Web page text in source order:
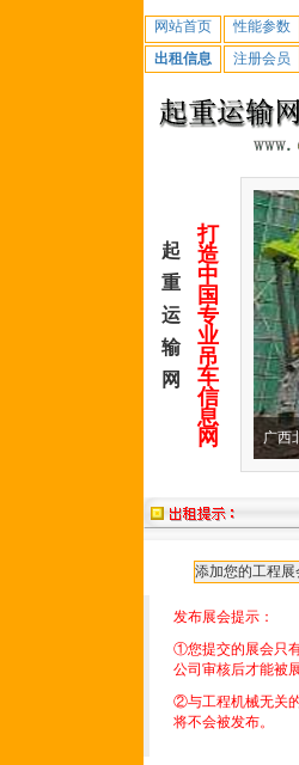
网站首页 性能参数
出租信息
注册会员
起
重
运
输
网
打
造
中
国
专
业
吊
车
信
息
网
发布展会提示：
①您提交的展会只
公司审核后才能被展
②与工程机械无关
将不会被发布。